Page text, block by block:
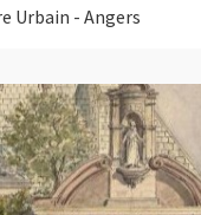
Urbain - Angers
l'évènement :